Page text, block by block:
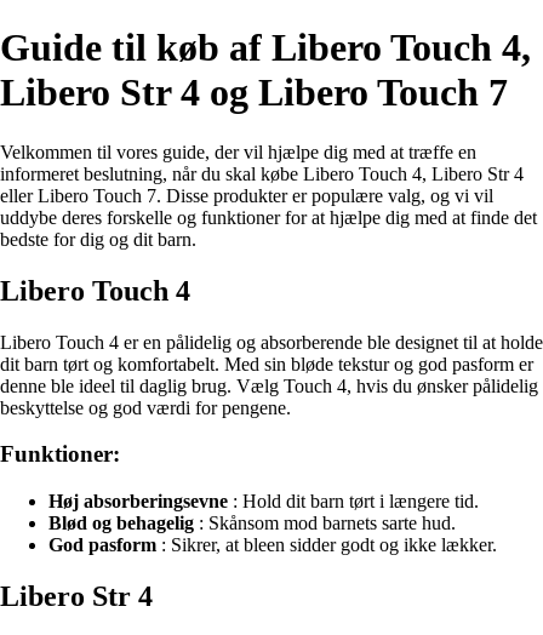
Guide til køb af Libero Touch 4,
Libero Str 4 og Libero Touch 7
Velkommen til vores guide, der vil hjælpe dig med at træffe en
informeret beslutning, når du skal købe Libero Touch 4, Libero Str 4
eller Libero Touch 7. Disse produkter er populære valg, og vi vil
uddybe deres forskelle og funktioner for at hjælpe dig med at finde det
bedste for dig og dit barn.
Libero Touch 4
Libero Touch 4 er en pålidelig og absorberende ble designet til at holde
dit barn tørt og komfortabelt. Med sin bløde tekstur og god pasform er
denne ble ideel til daglig brug. Vælg Touch 4, hvis du ønsker pålidelig
beskyttelse og god værdi for pengene.
Funktioner:
Høj absorberingsevne : Hold dit barn tørt i længere tid.
Blød og behagelig : Skånsom mod barnets sarte hud.
God pasform : Sikrer, at bleen sidder godt og ikke lækker.
Libero Str 4